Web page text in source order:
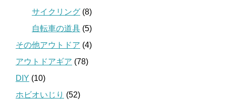
サイクリング (8)
自転車の道具 (5)
その他アウトドア (4)
アウトドアギア (78)
DIY (10)
ホビオいじり (52)